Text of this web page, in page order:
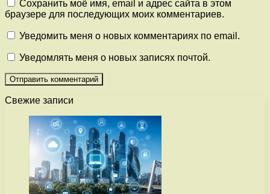
Сохранить моё имя, email и адрес сайта в этом
браузере для последующих моих комментариев.
Уведомить меня о новых комментариях по email.
Уведомлять меня о новых записях почтой.
Свежие записи